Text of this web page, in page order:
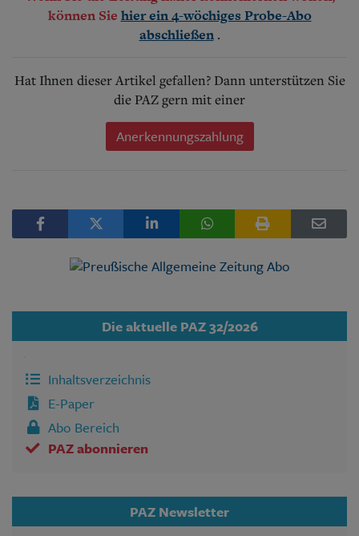
können Sie hier ein 4-wöchiges Probe-Abo
abschließen .
Hat Ihnen dieser Artikel gefallen? Dann unterstützen Sie
die PAZ gern mit einer
Anerkennungszahlung
Die aktuelle PAZ 32/2026
Inhaltsverzeichnis
E-Paper
Abo Bereich
PAZ abonnieren
PAZ Newsletter